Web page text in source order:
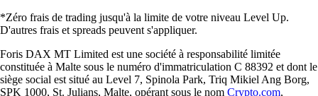
*Zéro frais de trading jusqu'à la limite de votre niveau Level Up.
D'autres frais et spreads peuvent s'appliquer.
Foris DAX MT Limited est une société à responsabilité limitée
constituée à Malte sous le numéro d'immatriculation C 88392 et dont le
siège social est situé au Level 7, Spinola Park, Triq Mikiel Ang Borg,
SPK 1000, St. Julians, Malte, opérant sous le nom Crypto.com,